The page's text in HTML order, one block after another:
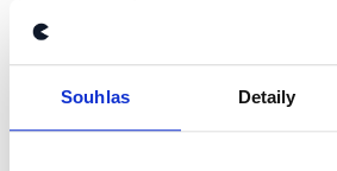
Souhlas Detaily
Zůstaňme v kontaktu